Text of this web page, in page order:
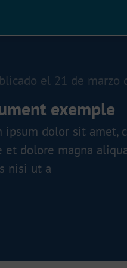
el 21 de marzo
exemple
ipsum dolor sit amet,
et dolore magna
nisi ut a